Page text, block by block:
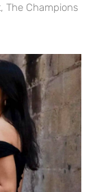
The Champions